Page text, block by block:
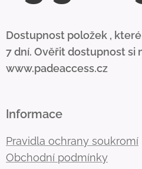
Dostupnost položek ,
7 dní. Ověřit dostupnost si
www.padeaccess.cz
Informace
Pravidla ochrany soukromí
Obchodní podmínky